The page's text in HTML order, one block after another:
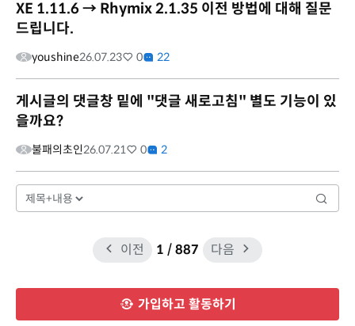
XE 1.11.6 → Rhymix 2.1.35 이전 방법에 대해 질문
드립니다.
youshine26.07.23 0 22
게시글의 댓글창 밑에 "댓글 새로고침" 별도 기능이 있
을까요?
불패의초인26.07.21 0 2
이전 1 / 887 다음
가입하고 활동하기